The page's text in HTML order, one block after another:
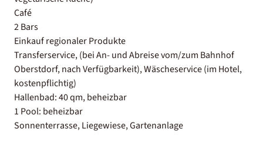
Café
2 Bars
Einkauf regionaler Produkte
Transferservice, (bei An- und Abreise vom/zum Bahnhof
Oberstdorf, nach Verfügbarkeit), Wäscheservice (im Hotel,
kostenpflichtig)
Hallenbad: 40 qm, beheizbar
1 Pool: beheizbar
Sonnenterrasse, Liegewiese, Gartenanlage